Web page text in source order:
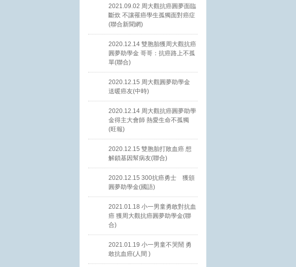
2021.09.02 周大觀抗癌圓夢面臨
斷炊 不讓罹癌學生孤獨面對癌症
(聯合新聞網)
2020.12.14 雙胞胎獲周大觀抗癌
圓夢助學金 哥哥：抗癌路上不孤
單(聯合)
2020.12.15 周大觀圓夢助學金
送暖癌友(中時)
2020.12.14 周大觀抗癌圓夢助學
金得主大會師 熱愛生命不孤獨
(旺報)
2020.12.15 雙胞胎打敗血癌 想
解鎖基因幫病友(聯合)
2020.12.15 300抗癌勇士 獲頒
圓夢助學金(國語)
2021.01.18 小一男童勇敢對抗血
癌 獲周大觀抗癌圓夢助學金(聯
合)
2021.01.19 小一男童不哭鬧 勇
敢抗血癌(人間 )